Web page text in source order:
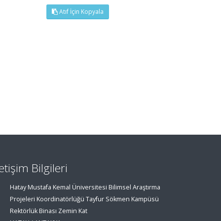
Atıf İçin Kopyala
Bilgileri
Hatay Mustafa Kemal Üniversitesi Bilimsel Araştırma
Projeleri Koordinatörlüğü Tayfur Sökmen Kampüsü
Rektörlük Binası Zemin Kat